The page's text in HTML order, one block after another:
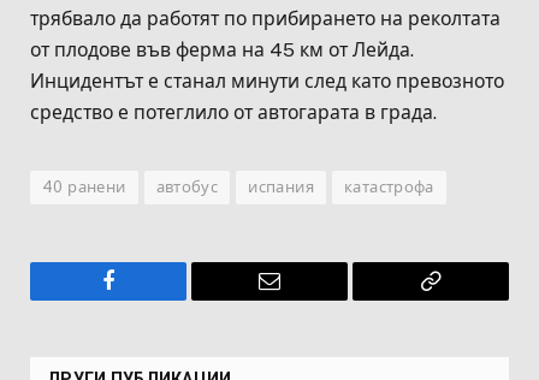
трябвало да работят по прибирането на реколтата
от плодове във ферма на 45 км от Лейда.
Инцидентът е станал минути след като превозното
средство е потеглило от автогарата в града.
40 ранени автобус испания катастрофа
Facebook Имейл
Копирай